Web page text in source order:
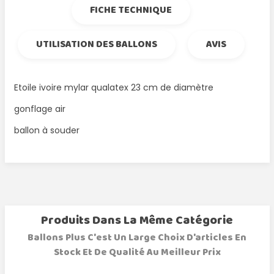
FICHE TECHNIQUE
UTILISATION DES BALLONS
AVIS
Etoile ivoire mylar qualatex 23 cm de diamètre
gonflage air
ballon à souder
Produits Dans La Même Catégorie
Ballons Plus C'est Un Large Choix D'articles En
Stock Et De Qualité Au Meilleur Prix